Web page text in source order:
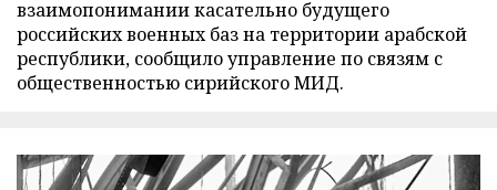
взаимопонимании касательно будущего
российских военных баз на территории арабской
республики, сообщило управление по связям с
общественностью сирийского МИД.